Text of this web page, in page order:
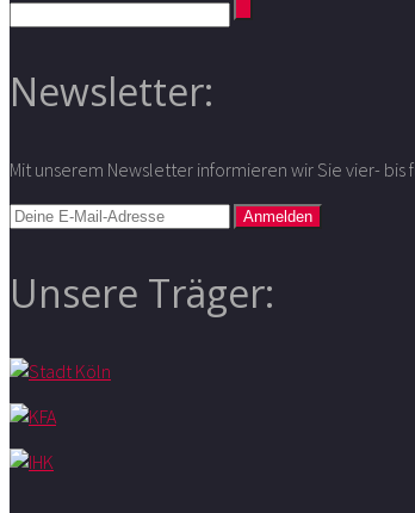
Newsletter:
Mit unserem Newsletter informieren wir Sie vier-
Unsere Träger: